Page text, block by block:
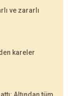
ve zararlı
kareler